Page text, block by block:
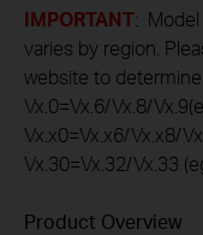
IMPORTANT: Model
varies by region.
website to
Vx.0=Vx.6/Vx.8/
Vx.x0=Vx.x6/Vx.x8/
Vx.30=Vx.32/Vx.33
Product Overview